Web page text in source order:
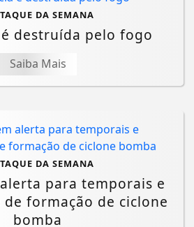
DA SEMANA
destruída pelo fogo
Saiba Mais
DA SEMANA
para temporais e
formação de ciclone
bomba